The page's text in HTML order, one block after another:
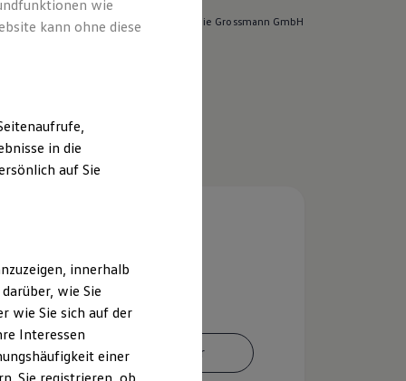
für die Inhalte auf dieser Seite ist die Grossmann GmbH
Ansprechpartner
wie
kann ohne diese
in die
auf Sie
innerhalb
wie Sie
wie Sie sich auf der
Interessen
einer
Sie registrieren, ob